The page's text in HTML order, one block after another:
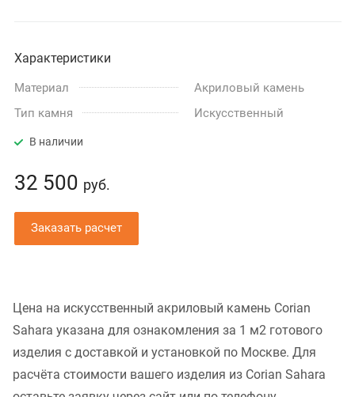
Характеристики
Материал
Акриловый камень
Тип камня
Искусственный
В наличии
32 500 руб.
Заказать расчет
Цена на искусственный акриловый камень Corian
Sahara указана для ознакомления за 1 м2 готового
изделия с доставкой и установкой по Москве. Для
расчёта стоимости вашего изделия из Corian Sahara